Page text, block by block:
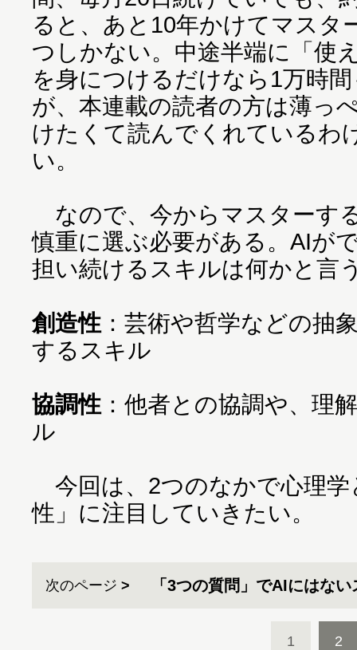
ると、あと10年かけてマスタ
つしかない。中途半端に「使
を身につけるだけなら1万時
が、本連載の読者の方は薄っ
けたくて読んでくれているわ
い。
なので、今からマスターす
慎重に選ぶ必要がある。AIが
担い続けるスキルは何かと言
創造性 ：芸術や哲学などの抽
するスキル
協調性 ：他者との協調や、理
ル
今回は、2つのなかで心理学
性」に注目していきたい。
次のページ 「3つの質問」でAIにはな
1 2